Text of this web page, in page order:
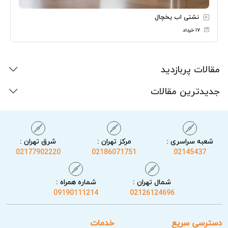
نشتی اب یخچال
۱۷ خرداد
مقالات پربازدید
جدیدترین مقالات
شعبه سراسری :
02145437
مرکز تهران :
02186071751
شرق تهران :
02177902220
شمال تهران :
02126124696
شماره همراه :
09190111214
دسترسی سریع خدمات